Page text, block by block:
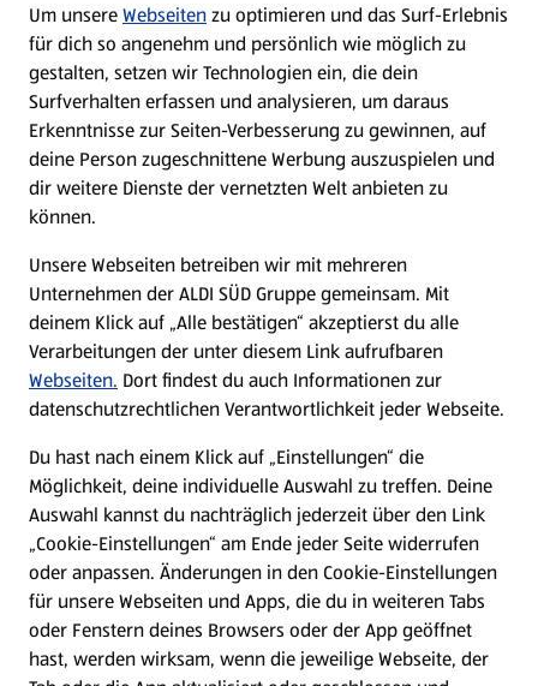
WhatsApp
Über ALDI SÜD
Filialen
Nachhaltigkeit
Karriere
Presse
Hilfe & Kontakt
(öffnet in einem neuen Tab)
Unternehmen
Folge uns hier:
Um unsereWebseitenzu optimieren und das Surf-Erlebnis
für dich so angenehm und persönlich wie möglich zu
gestalten, setzen wir Technologien ein, die dein
Surfverhalten erfassen und analysieren, um daraus
Erkenntnisse zur Seiten-Verbesserung zu gewinnen, auf
deine Person zugeschnittene Werbung auszuspielen und
dir weitere Dienste der vernetzten Welt anbieten zu
können.
Unsere Webseiten betreiben wir mit mehreren
Unternehmen der ALDI SÜD Gruppe gemeinsam. Mit
deinem Klick auf „Alle bestätigen“ akzeptierst du alle
Verarbeitungen der unter diesem Link aufrufbaren
Webseiten. Dort findest du auch Informationen zur
datenschutzrechtlichen Verantwortlichkeit jeder Webseite.
Du hast nach einem Klick auf „Einstellungen“ die
Möglichkeit, deine individuelle Auswahl zu treffen. Deine
Auswahl kannst du nachträglich jederzeit über den Link
„Cookie-Einstellungen“ am Ende jeder Seite widerrufen
oder anpassen. Änderungen in den Cookie-Einstellungen
für unsere Webseiten und Apps, die du in weiteren Tabs
oder Fenstern deines Browsers oder der App geöffnet
hast, werden wirksam, wenn die jeweilige Webseite, der